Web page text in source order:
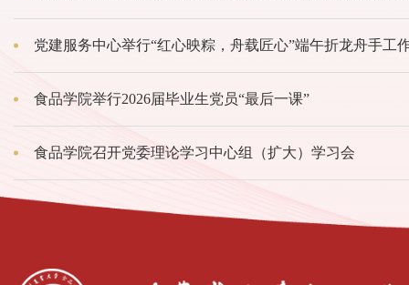
党建服务中心举行“红心映粽，舟载匠心”端午折龙舟手工
食品学院举行2026届毕业生党员“最后一课”
食品学院召开党委理论学习中心组（扩大）学习会